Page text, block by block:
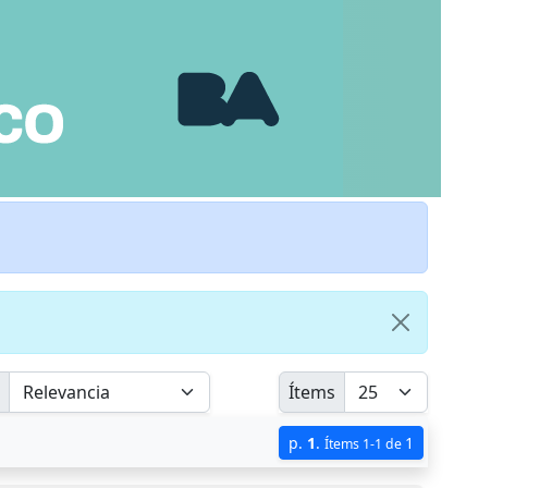
Ítems
p. 1. Ítems 1-1 de 1